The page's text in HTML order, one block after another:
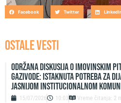
Facebook Twitter
OSTALE VESTI
Održana diskusija o imovinskim
Gazivode: Istaknuta potreba za
jasnijom institucionalnom
15/07/2026 10:03 Vreme čitanja: 2